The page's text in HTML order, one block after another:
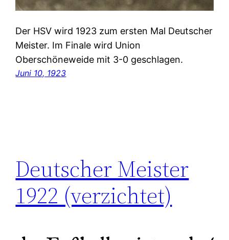
Der HSV wird 1923 zum ersten Mal Deutscher
Meister. Im Finale wird Union
Oberschöneweide mit 3-0 geschlagen.
Juni 10, 1923
Deutscher Meister
1922 (verzichtet)